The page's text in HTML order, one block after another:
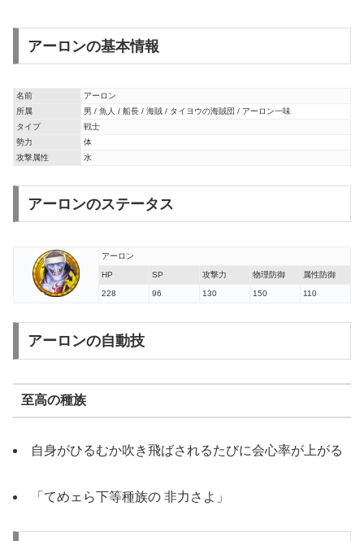
アーロンの基本情報
名前
アーロン
所属
男 / 魚人 / 船長 / 海賊 / タイヨウの海賊団 / アーロン一味
タイプ
戦士
勢力
体
攻撃属性
水
アーロンのステータス
アーロン
HP SP 攻撃力 物理防御 属性防御
228 96 130 150 110
アーロンの自動技
至高の種族
自身がひるむか吹き飛ばされるたびに会心率が上がる
「てめェら下等種族の 非力さよ」